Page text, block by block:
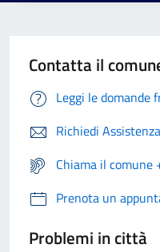
Contatta il
Leggi le domande
Richiedi Assistenza
Chiama il
Prenota un
Problemi in città